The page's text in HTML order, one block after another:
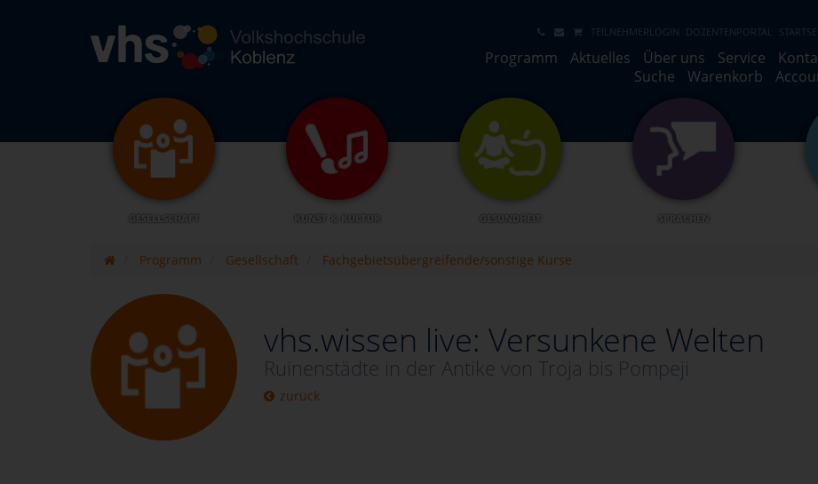
TEILNEHMERLOGIN DOZENTENPORTAL
Programm Aktuelles Über uns Service
Suche
Warenkorb
GESELLSCHAFT KUNST & KULTUR GESUNDHEIT SPRACHEN
Programm Gesellschaft Fachgebietsübergreifende/sonstige Kurse
vhs.wissen live: Versunkene Welten
Ruinenstädte in der Antike von Troja bis Pompeji
zurück